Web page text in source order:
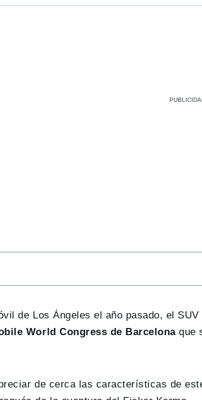
de Los Ángeles el año pasado, el
World Congress de Barcelonaque
de cerca las características de